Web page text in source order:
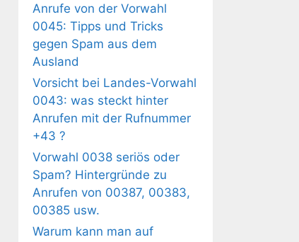
Anrufe von der Vorwahl
0045: Tipps und Tricks
gegen Spam aus dem
Ausland
Vorsicht bei Landes-Vorwahl
0043: was steckt hinter
Anrufen mit der Rufnummer
+43 ?
Vorwahl 0038 seriös oder
Spam? Hintergründe zu
Anrufen von 00387, 00383,
00385 usw.
Warum kann man auf